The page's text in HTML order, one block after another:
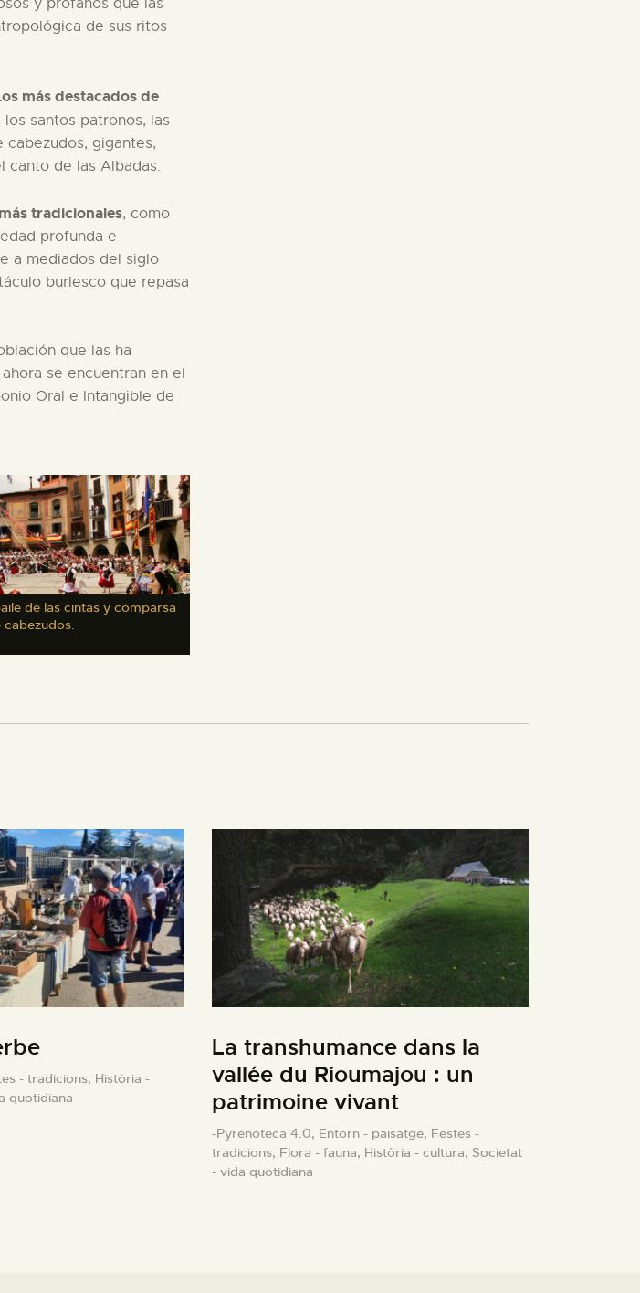
y profanos que las
de sus ritos
más destacados de
santos patronos, las
gigantes,
canto de las Albadas.
tradicionales, como
profunda e
a mediados del siglo
burlesco que repasa
que las ha
se encuentran en el
Oral e Intangible de
de las cintas y comparsa
cabezudos.
- tradicions, Història -
quotidiana
La transhumance dans la
vallée du Rioumajou : un
patrimoine vivant
-Pyrenoteca 4.0, Entorn - paisatge, Festes -
tradicions, Flora - fauna, Història - cultura, Societat
- vida quotidiana